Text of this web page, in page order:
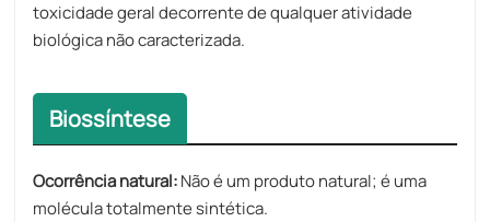
toxicidade geral decorrente de qualquer atividade
biológica não caracterizada.
Biossíntese
Ocorrência natural:Não é um produto natural; é uma
molécula totalmente sintética.